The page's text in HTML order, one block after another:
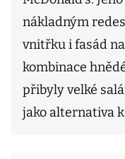
nákladným
vnitřku i fasád
kombinace
přibyly velké
jako alternativa